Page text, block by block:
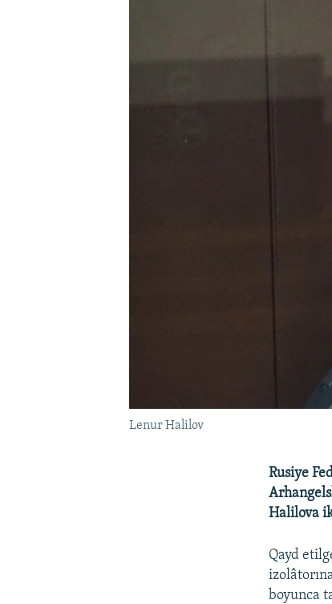
Lenur Halilov
Rusiye
Halilova
Qayd
boyunca